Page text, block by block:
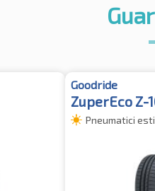
Goodride
ZuperEco Z-
Pneumatici